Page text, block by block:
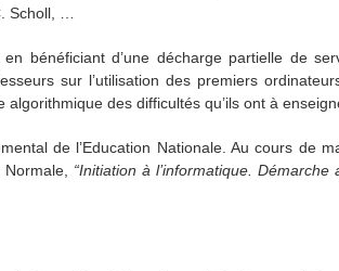
Scholl, …
bénéficiant d’une décharge partielle de
sur l’utilisation des premiers
des difficultés qu’ils ont à
de l’Education Nationale. Au cours de
“Initiation à l’informatique. Démarche